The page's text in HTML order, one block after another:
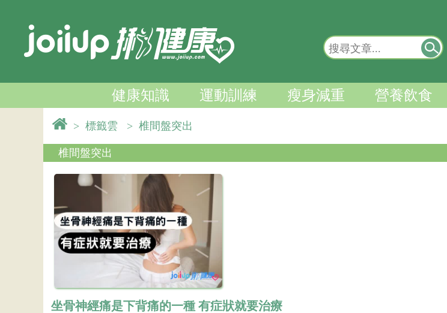
健康知識 運動訓練 瘦身減重 營養飲食
> 標籤雲 > 椎間盤突出
椎間盤突出
坐骨神經痛是下背痛的一種 有症狀就要治療